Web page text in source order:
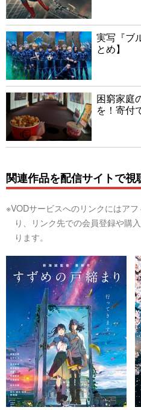
実写『ブ
とめ】
困窮家庭
を！寄付
関連作品を配信サイトで視
※VODサービスへのリンクにはア
り、リンク先での会員登録や購
ります。